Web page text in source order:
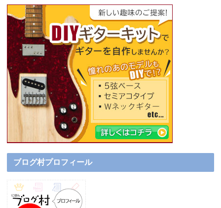
ブログ村プロフィール